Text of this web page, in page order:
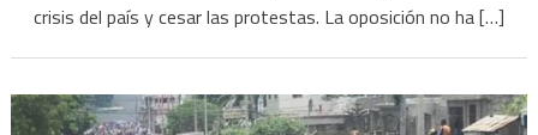
crisis del país y cesar las protestas. La oposición no ha […]